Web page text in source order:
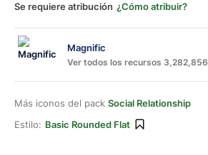
Se requiere atribución ¿Cómo atribuir?
Magnific
Ver todos los recursos 3,282,856
Más iconos del pack Social Relationship
Estilo: Basic Rounded Flat